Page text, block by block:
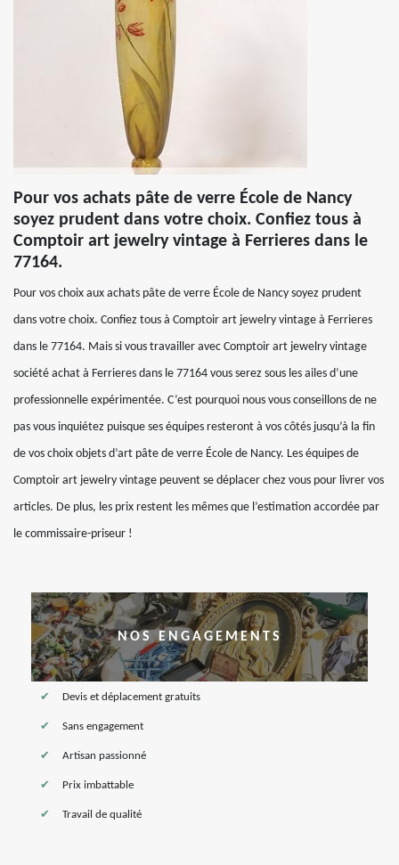
Pour vos achats pâte de verre École de Nancy
soyez prudent dans votre choix. Confiez tous à
Comptoir art jewelry vintage à Ferrieres dans le
77164.
Pour vos choix aux achats pâte de verre École de Nancy soyez prudent
dans votre choix. Confiez tous à Comptoir art jewelry vintage à Ferrieres
dans le 77164. Mais si vous travailler avec Comptoir art jewelry vintage
société achat à Ferrieres dans le 77164 vous serez sous les ailes d’une
professionnelle expérimentée. C’est pourquoi nous vous conseillons de ne
pas vous inquiétez puisque ses équipes resteront à vos côtés jusqu’à la fin
de vos choix objets d’art pâte de verre École de Nancy. Les équipes de
Comptoir art jewelry vintage peuvent se déplacer chez vous pour livrer vos
articles. De plus, les prix restent les mêmes que l’estimation accordée par
le commissaire-priseur !
NOS ENGAGEMENTS
Devis et déplacement gratuits
Sans engagement
Artisan passionné
Prix imbattable
Travail de qualité